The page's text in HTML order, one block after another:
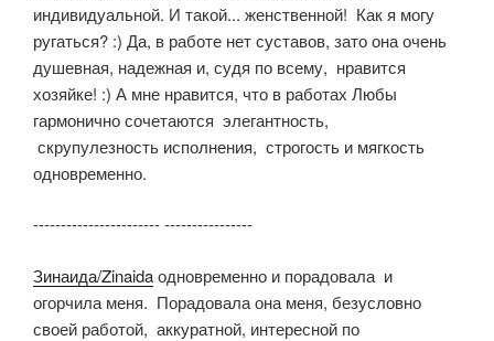
индивидуальной. И такой... женственной! Как я могу
ругаться? :) Да, в работе нет суставов, зато она очень
душевная, надежная и, судя по всему, нравится
хозяйке! :) А мне нравится, что в работах Любы
гармонично сочетаются элегантность,
скрупулезность исполнения, строгость и мягкость
одновременно.
----------------------- ----------------
Зинаида/Zinaidaодновременно и порадовала и
огорчила меня. Порадовала она меня, безусловно
своей работой, аккуратной, интересной по